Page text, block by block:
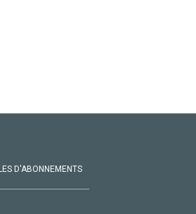
D'ABONNEMENTS